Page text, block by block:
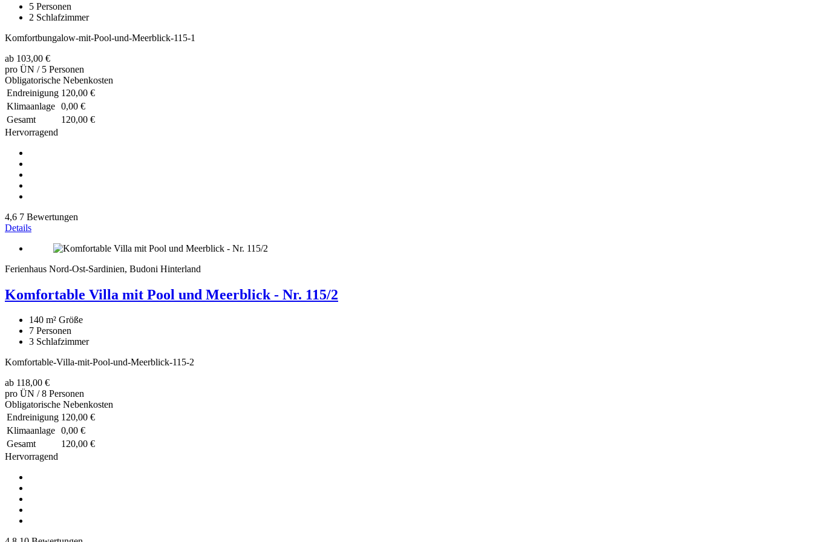
5 Personen
2 Schlafzimmer
Komfortbungalow-mit-Pool-und-Meerblick-115-1
ab 103,00 €
pro ÜN / 5 Personen
Obligatorische Nebenkosten
Endreinigung 120,00 €
Klimaanlage 0,00 €
Gesamt
120,00 €
Hervorragend
4,6 7 Bewertungen
Details
Ferienhaus Nord-Ost-Sardinien, Budoni Hinterland
Komfortable Villa mit Pool und Meerblick - Nr. 115/2
140 m² Größe
7 Personen
3 Schlafzimmer
Komfortable-Villa-mit-Pool-und-Meerblick-115-2
ab 118,00 €
pro ÜN / 8 Personen
Obligatorische Nebenkosten
Endreinigung 120,00 €
Klimaanlage 0,00 €
Gesamt
120,00 €
Hervorragend